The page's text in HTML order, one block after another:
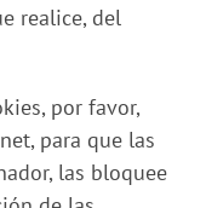
realice, del
por favor,
para que las
las bloquee